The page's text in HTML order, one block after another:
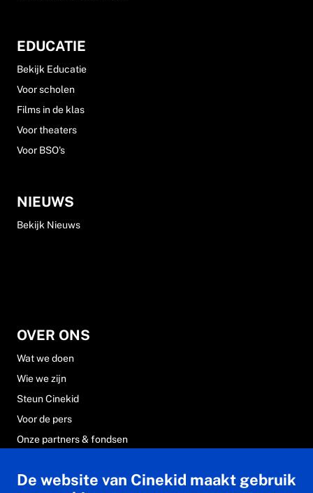
EDUCATIE
Bekijk Educatie
Voor scholen
Films in de klas
Voor theaters
Voor BSO's
NIEUWS
Bekijk Nieuws
OVER ONS
Wat we doen
Wie we zijn
Steun Cinekid
Voor de pers
Onze partners & fondsen
Veelgestelde vragen
De website van Cinekid maakt gebruik